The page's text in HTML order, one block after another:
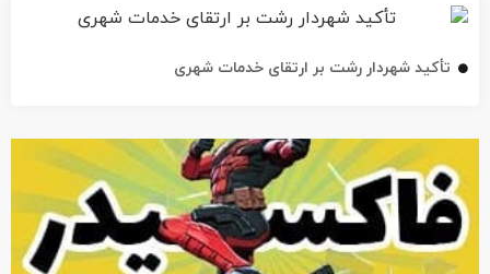
تأکید شهردار رشت بر ارتقای خدمات شهری